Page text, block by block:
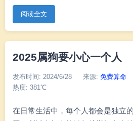
阅读全文
2025属狗要小心一个人
发布时间: 2024/6/28 来源: 免费算命
热度: 381℃
在日常生活中，每个人都会是独立